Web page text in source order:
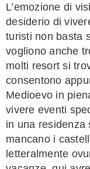
L’emozione di
desiderio di
turisti non basta
vogliono anche
molti resort si
consentono
Medioevo in
vivere eventi
in una residenza
mancano i
letteralmente